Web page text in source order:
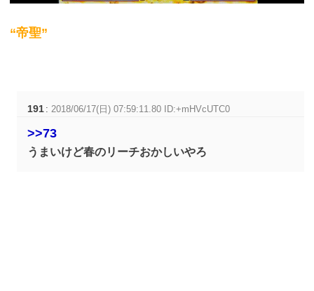
“帝聖”
191 : 2018/06/17(日) 07:59:11.80 ID:+mHVcUTC0
>>73
うまいけど春のリーチおかしいやろ